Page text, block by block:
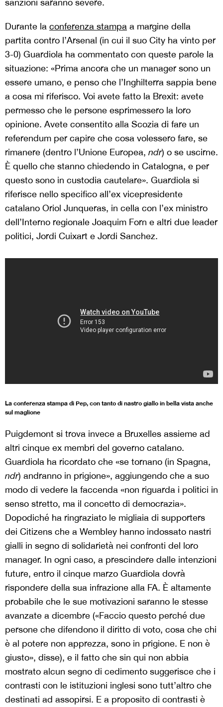
sanzioni saranno severe.
Durante la conferenza stampa a margine della
partita contro l’Arsenal (in cui il suo City ha vinto per
3-0) Guardiola ha commentato con queste parole la
situazione: «Prima ancora che un manager sono un
essere umano, e penso che l’Inghilterra sappia bene
a cosa mi riferisco. Voi avete fatto la Brexit: avete
permesso che le persone esprimessero la loro
opinione. Avete consentito alla Scozia di fare un
referendum per capire che cosa volessero fare, se
rimanere (dentro l’Unione Europea, ndr) o se uscirne.
È quello che stanno chiedendo in Catalogna, e per
questo sono in custodia cautelare». Guardiola si
riferisce nello specifico all’ex vicepresidente
catalano Oriol Junqueras, in cella con l’ex ministro
dell’Interno regionale Joaquim Forn e altri due leader
politici, Jordi Cuixart e Jordi Sanchez.
La conferenza stampa di Pep, con tanto di nastro giallo in bella vista anche
sul maglione
Puigdemont si trova invece a Bruxelles assieme ad
altri cinque ex membri del governo catalano.
Guardiola ha ricordato che «se tornano (in Spagna,
ndr) andranno in prigione», aggiungendo che a suo
modo di vedere la faccenda «non riguarda i politici in
senso stretto, ma il concetto di democrazia».
Dopodiché ha ringraziato le migliaia di supporters
dei Citizens che a Wembley hanno indossato nastri
gialli in segno di solidarietà nei confronti del loro
manager. In ogni caso, a prescindere dalle intenzioni
future, entro il cinque marzo Guardiola dovrà
rispondere della sua infrazione alla FA. È altamente
probabile che le sue motivazioni saranno le stesse
avanzate a dicembre («Faccio questo perché due
persone che difendono il diritto di voto, cosa che chi
è al potere non apprezza, sono in prigione. E non è
giusto», disse), e il fatto che sin qui non abbia
mostrato alcun segno di cedimento suggerisce che i
contrasti con le istituzioni inglesi sono tutt’altro che
destinati ad assopirsi. E a proposito di contrasti è